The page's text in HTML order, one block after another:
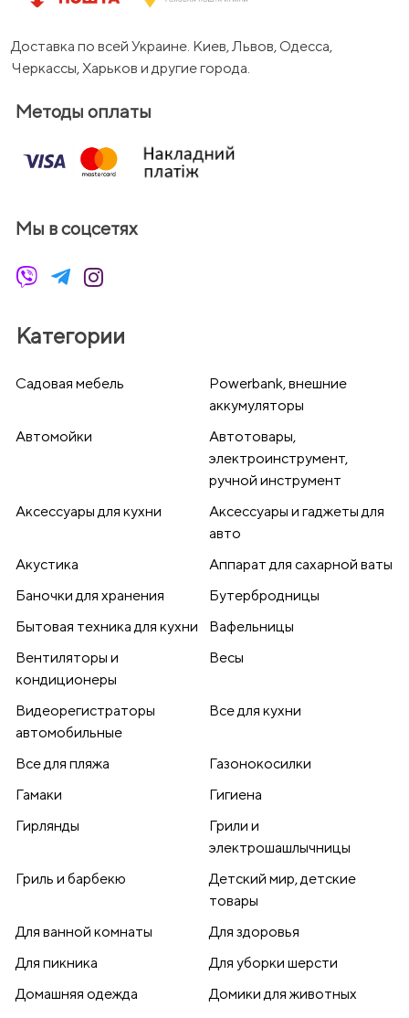
Доставка по всей Украине. Киев, Львов, Одесса,
Черкассы, Харьков и другие города.
Методы оплаты
Мы в соцсетях
Категории
Cадовая мебель
Powerbank, внешние
аккумуляторы
Автомойки
Автотовары,
электроинструмент,
ручной инструмент
Аксессуары для кухни
Аксессуары и гаджеты для
авто
Акустика
Аппарат для сахарной ваты
Баночки для хранения
Бутербродницы
Бытовая техника для кухни
Вафельницы
Вентиляторы и
кондиционеры
Весы
Видеорегистраторы
автомобильные
Все для кухни
Все для пляжа
Газонокосилки
Гамаки
Гигиена
Гирлянды
Грили и
электрошашлычницы
Гриль и барбекю
Детский мир, детские
товары
Для ванной комнаты
Для здоровья
Для пикника
Для уборки шерсти
Домашняя одежда
Домики для животных